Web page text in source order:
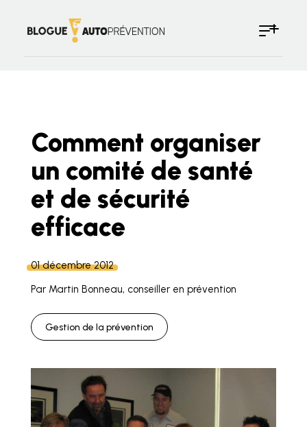
Comment organiser
un comité de santé
et de sécurité
efficace
01 décembre 2012
Par Martin Bonneau, conseiller en prévention
Gestion de la prévention